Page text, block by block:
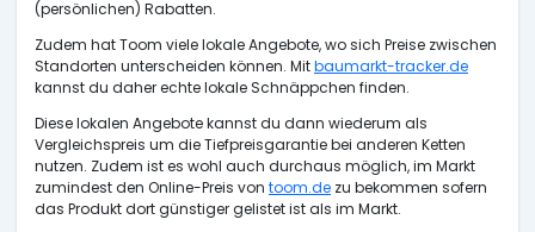
(persönlichen) Rabatten.
Zudem hat Toom viele lokale Angebote, wo sich Preise zwischen
Standorten unterscheiden können. Mitbaumarkt-tracker.de
kannst du daher echte lokale Schnäppchen finden.
Diese lokalen Angebote kannst du dann wiederum als
Vergleichspreis um die Tiefpreisgarantie bei anderen Ketten
nutzen. Zudem ist es wohl auch durchaus möglich, im Markt
zumindest den Online-Preis von toom.de zu bekommen sofern
das Produkt dort günstiger gelistet ist als im Markt.